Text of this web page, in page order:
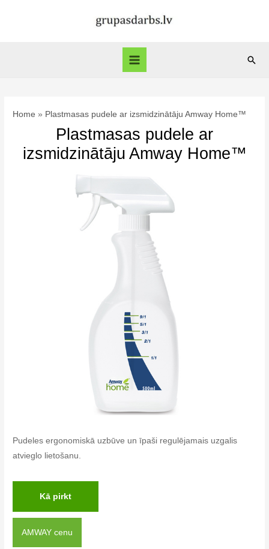
Main
Home Plastmasas pudele ar izsmidzinātāju Amway Home™
Plastmasas pudele ar
izsmidzinātāju Amway Home™
Pudeles ergonomiskā uzbūve un īpaši regulējamais uzgalis
atvieglo lietošanu.
Kā pirkt
AMWAY cenu